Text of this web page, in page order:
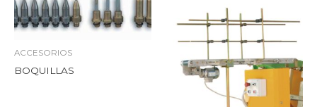
ACCESORIOS
BOQUILLAS